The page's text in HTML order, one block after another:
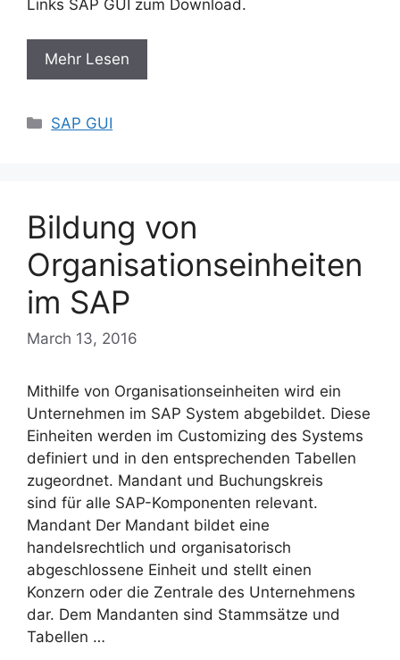
Links SAP GUI zum Download.
Mehr Lesen
Categories
SAP GUI
Bildung von
Organisationseinheiten
im SAP
March 13, 2016
Mithilfe von Organisationseinheiten wird ein
Unternehmen im SAP System abgebildet. Diese
Einheiten werden im Customizing des Systems
definiert und in den entsprechenden Tabellen
zugeordnet. Mandant und Buchungskreis
sind für alle SAP-Komponenten relevant.
Mandant Der Mandant bildet eine
handelsrechtlich und organisatorisch
abgeschlossene Einheit und stellt einen
Konzern oder die Zentrale des Unternehmens
dar. Dem Mandanten sind Stammsätze und
Tabellen …